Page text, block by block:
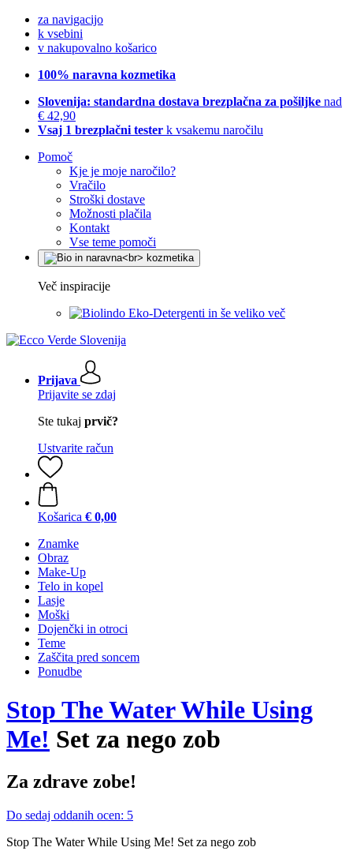
za navigacijo
k vsebini
v nakupovalno košarico
100% naravna kozmetika
Slovenija: standardna dostava brezplačna za pošiljke nad
€ 42,90
Vsaj 1 brezplačni tester k vsakemu naročilu
Pomoč
Kje je moje naročilo?
Vračilo
Stroški dostave
Možnosti plačila
Kontakt
Vse teme pomoči
Več inspiracije
Eko-Detergenti in še veliko več
Prijava
Prijavite se zdaj
Ste tukaj prvič?
Ustvarite račun
Košarica € 0,00
Znamke
Obraz
Make-Up
Telo in kopel
Lasje
Moški
Dojenčki in otroci
Teme
Zaščita pred soncem
Ponudbe
Stop The Water While Using
Me! Set za nego zob
Za zdrave zobe!
Do sedaj oddanih ocen: 5
Stop The Water While Using Me! Set za nego zob